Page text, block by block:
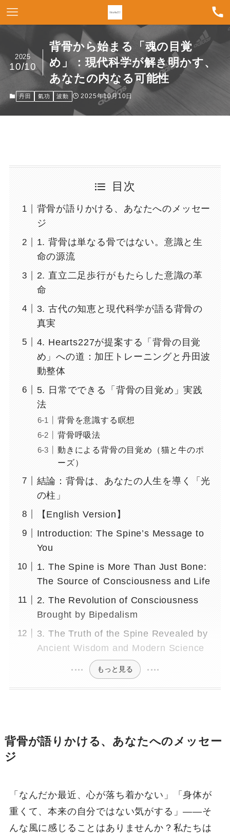
背骨から始まる「魂の目覚
め」：現代科学が解き明かす、
あなたの内なる可能性
2025
10/10
丹田 氣功 波動 2025年10月10日
目次
背骨が語りかける、あなたへのメッセー
ジ
1. 背骨は単なる骨ではない。意識と生
命の源流
2. 直立二足歩行がもたらした意識の革
命
3. 古代の知恵と現代科学が語る背骨の
真実
4. Hearts227が提案する「背骨の目覚
め」への道：加圧トレーニングと丹田波
動整体
5. 日常でできる「背骨の目覚め」実践
法
背骨を意識する瞑想
背骨呼吸法
動きによる背骨の目覚め（猫と牛のポ
ーズ）
結論：背骨は、あなたの人生を導く「光
の柱」
【English Version】
Introduction: The Spine’s Message to
You
1. The Spine is More Than Just Bone:
The Source of Consciousness and Life
2. The Revolution of Consciousness
Brought by Bipedalism
3. The Truth of the Spine Revealed by
Ancient Wisdom and Modern Science
もっと見る
背骨が語りかける、あなたへのメッセー
ジ
「なんだか最近、心が落ち着かない」「身体が
重くて、本来の自分ではない気がする」――そ
んな風に感じることはありませんか？私たちは